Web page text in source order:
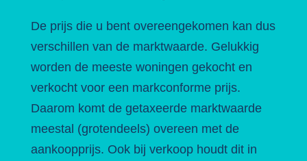
De prijs die u bent overeengekomen kan dus
verschillen van de marktwaarde. Gelukkig
worden de meeste woningen gekocht en
verkocht voor een markconforme prijs.
Daarom komt de getaxeerde marktwaarde
meestal (grotendeels) overeen met de
aankoopprijs. Ook bij verkoop houdt dit in